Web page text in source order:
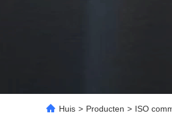
Huis > Producten > ISO